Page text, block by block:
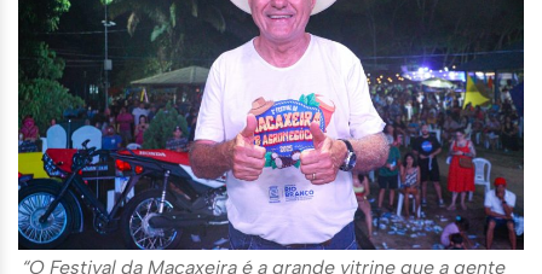
“O Festival da Macaxeira é a grande vitrine que a gente